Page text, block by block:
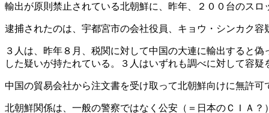
輸出が原則禁止されている北朝鮮に、昨年、２００台のス
逮捕されたのは、宇都宮市の会社役員、キョウ・シンカク
３人は、昨年８月、税関に対して中国の大連に輸出すると
した疑いが持たれている。３人はいずれも調べに対して容疑
中国の貿易会社から注文書を受け取って北朝鮮向けに無許可
北朝鮮関係は、一般の警察ではなく公安（＝日本のＣＩＡ